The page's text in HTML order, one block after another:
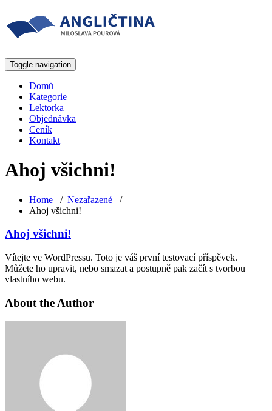
Toggle navigation
Domů
Kategorie
Lektorka
Objednávka
Ceník
Kontakt
Ahoj všichni!
Home / Nezařazené /
Ahoj všichni!
Ahoj všichni!
Vítejte ve WordPressu. Toto je váš první testovací příspěvek.
Můžete ho upravit, nebo smazat a postupně pak začít s tvorbou
vlastního webu.
About the Author